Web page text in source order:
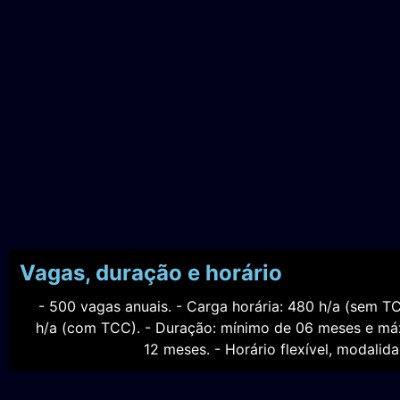
Vagas, duração e horário
- 500 vagas anuais. - Carga horária: 480 h/a (sem
h/a (com TCC). - Duração: mínimo de 06 meses e